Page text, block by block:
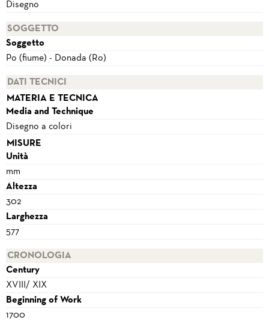
Disegno
SOGGETTO
Soggetto
Po (fiume) - Donada (Ro)
DATI TECNICI
MATERIA E TECNICA
Media and Technique
Disegno a colori
MISURE
Unità
mm
Altezza
302
Larghezza
577
CRONOLOGIA
Century
XVIII/ XIX
Beginning of Work
1700